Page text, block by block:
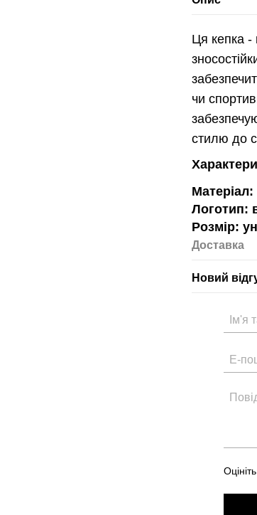
Ця кепка -
чи
стилю до
Матеріал:
Логотип:
Розмір:
Доставка
Новий